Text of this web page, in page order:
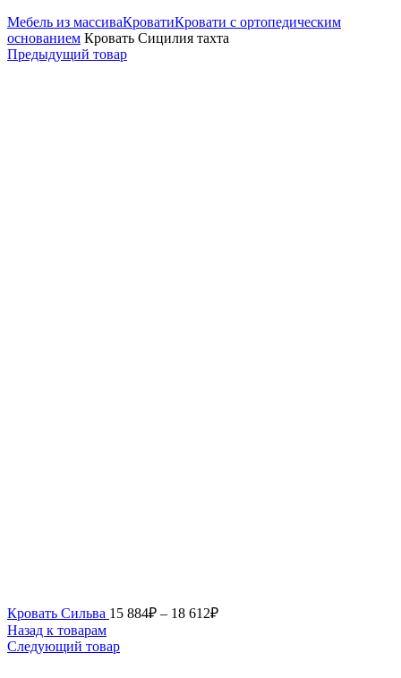
Мебель из массиваКроватиКровати с ортопедическим
основанием Кровать Сицилия тахта
Предыдущий товар
Кровать Сильва 15 884₽ – 18 612₽
Назад к товарам
Следующий товар